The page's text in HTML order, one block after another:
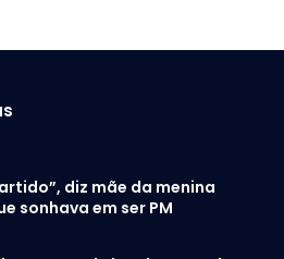
diz mãe da menina
sonhava em ser PM